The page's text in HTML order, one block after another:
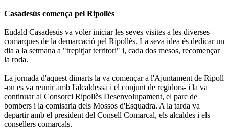
Casadesús comença pel Ripollès
Eudald Casadesús va voler iniciar les seves visites a les diverses
comarques de la demarcació pel Ripollès. La seva idea és dedicar un
dia a la setmana a "trepitjar territori" i, cada dos mesos, recomençar
la roda.
La jornada d'aquest dimarts la va començar a l'Ajuntament de Ripoll
-on es va reunir amb l'alcaldessa i el conjunt de regidors- i la va
continuar al Consorci Ripollès Desenvolupament, el parc de
bombers i la comisaria dels Mossos d'Esquadra. A la tarda va
departir amb el president del Consell Comarcal, els alcaldes i els
consellers comarcals.